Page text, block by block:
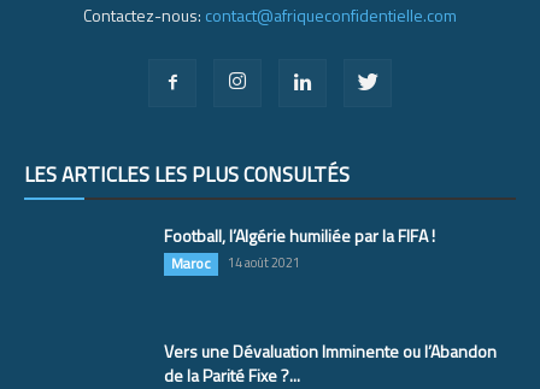
Contactez-nous: contact@afriqueconfidentielle.com
LES ARTICLES LES PLUS CONSULTÉS
Football, l’Algérie humiliée par la FIFA !
Maroc 14 août 2021
Vers une Dévaluation Imminente ou l’Abandon
de la Parité Fixe ?...